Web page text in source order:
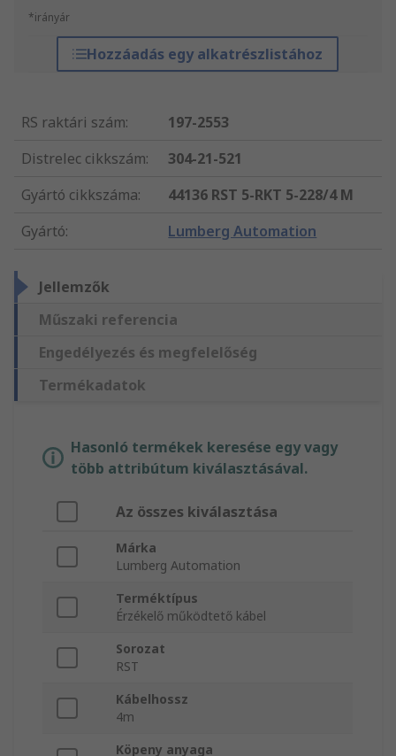
*irányár
Hozzáadás egy alkatrészlistához
RS raktári szám:
197-2553
Distrelec cikkszám:
304-21-521
Gyártó cikkszáma:
44136 RST 5-RKT 5-228/4 M
Gyártó: Lumberg Automation
Jellemzők
Műszaki referencia
Engedélyezés és megfelelőség
Termékadatok
Hasonló termékek keresése egy vagy
több attribútum kiválasztásával.
Az összes kiválasztása
Márka
Lumberg Automation
Terméktípus
Érzékelő működtető kábel
Sorozat
RST
Kábelhossz
4m
Köpeny anyaga